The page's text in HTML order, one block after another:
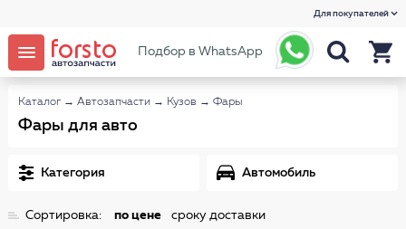
Для покупателей
Подбор в WhatsApp
Каталог → Автозапчасти → Кузов → Фары
Фары для авто
Категория Автомобиль
Сортировка: по цене сроку доставки